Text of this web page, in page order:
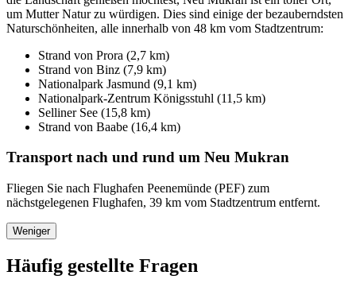
um Mutter Natur zu würdigen. Dies sind einige der bezauberndsten
Naturschönheiten, alle innerhalb von 48 km vom Stadtzentrum:
Strand von Prora (2,7 km)
Strand von Binz (7,9 km)
Nationalpark Jasmund (9,1 km)
Nationalpark-Zentrum Königsstuhl (11,5 km)
Selliner See (15,8 km)
Strand von Baabe (16,4 km)
Transport nach und rund um Neu Mukran
Fliegen Sie nach Flughafen Peenemünde (PEF) zum
nächstgelegenen Flughafen, 39 km vom Stadtzentrum entfernt.
Weniger
Häufig gestellte Fragen